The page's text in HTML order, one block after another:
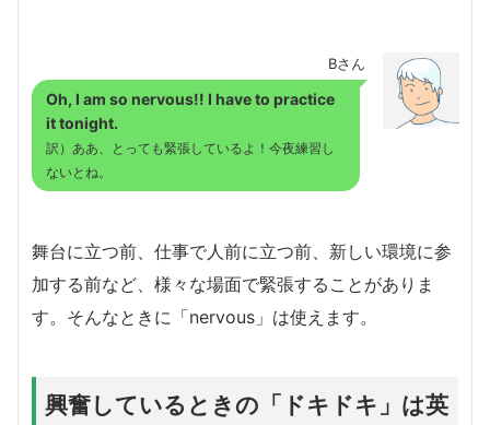
Bさん
Oh, I am so nervous!! I have to practice
it tonight.
訳）ああ、とっても緊張しているよ！今夜練習し
ないとね。
舞台に立つ前、仕事で人前に立つ前、新しい環境に参
加する前など、様々な場面で緊張することがありま
す。そんなときに「nervous」は使えます。
興奮しているときの「ドキドキ」は英